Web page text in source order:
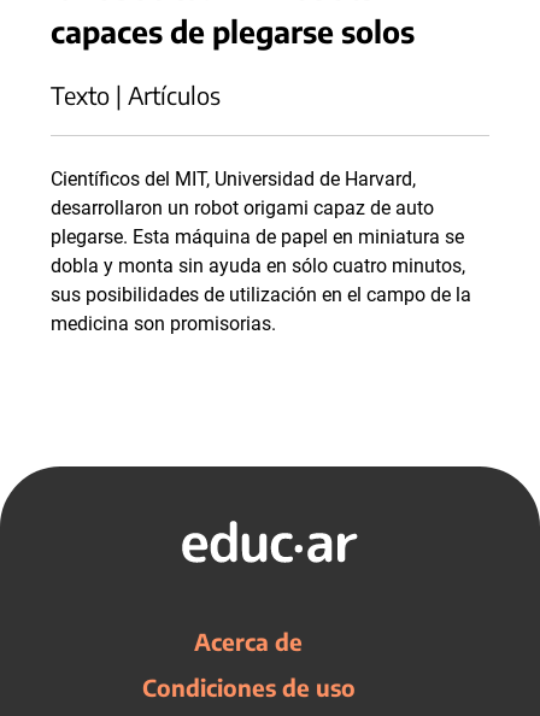
capaces de plegarse solos
Texto | Artículos
Científicos del MIT, Universidad de Harvard,
desarrollaron un robot origami capaz de auto
plegarse. Esta máquina de papel en miniatura se
dobla y monta sin ayuda en sólo cuatro minutos,
sus posibilidades de utilización en el campo de la
medicina son promisorias.
Acerca de
Condiciones de uso